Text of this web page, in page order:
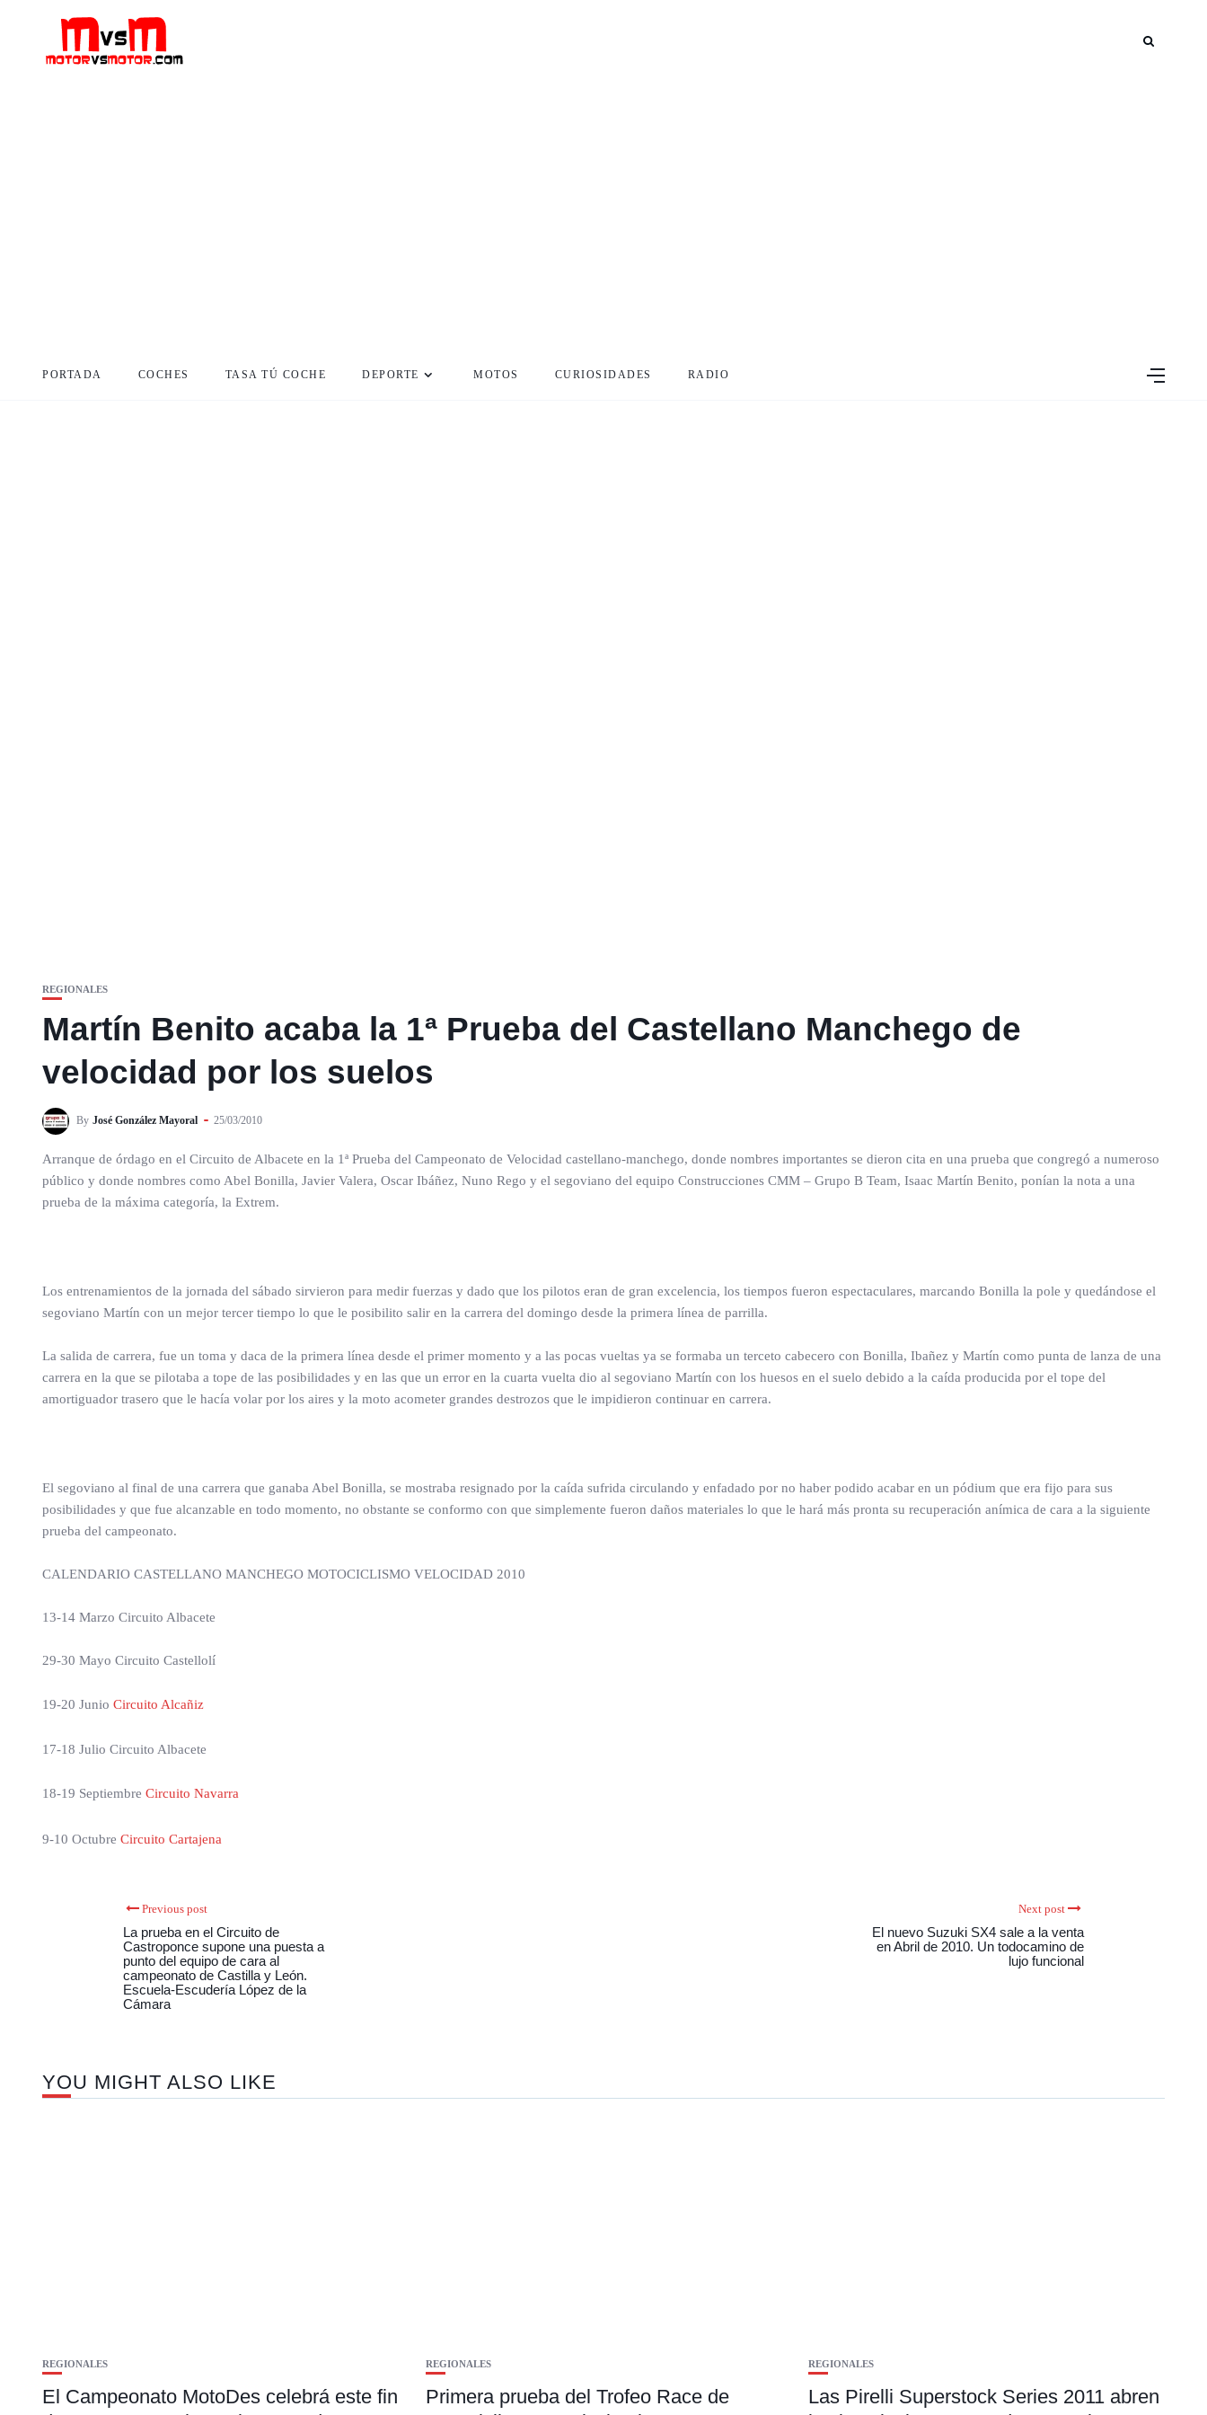
PORTADA COCHES TASA TÚ COCHE DEPORTE MOTOS CURIOSIDADES RADIO
REGIONALES
Martín Benito acaba la 1ª Prueba del Castellano Manchego de
velocidad por los suelos
By José González Mayoral 25/03/2010
Arranque de órdago en el Circuito de Albacete en la 1ª Prueba del Campeonato de Velocidad castellano-manchego, donde nombres importantes se dieron cita en una prueba que congregó a numeroso
público y donde nombres como Abel Bonilla, Javier Valera, Oscar Ibáñez, Nuno Rego y el segoviano del equipo Construcciones CMM – Grupo B Team, Isaac Martín Benito, ponían la nota a una
prueba de la máxima categoría, la Extrem.
Los entrenamientos de la jornada del sábado sirvieron para medir fuerzas y dado que los pilotos eran de gran excelencia, los tiempos fueron espectaculares, marcando Bonilla la pole y quedándose el
segoviano Martín con un mejor tercer tiempo lo que le posibilito salir en la carrera del domingo desde la primera línea de parrilla.
La salida de carrera, fue un toma y daca de la primera línea desde el primer momento y a las pocas vueltas ya se formaba un terceto cabecero con Bonilla, Ibañez y Martín como punta de lanza de una
carrera en la que se pilotaba a tope de las posibilidades y en las que un error en la cuarta vuelta dio al segoviano Martín con los huesos en el suelo debido a la caída producida por el tope del
amortiguador trasero que le hacía volar por los aires y la moto acometer grandes destrozos que le impidieron continuar en carrera.
El segoviano al final de una carrera que ganaba Abel Bonilla, se mostraba resignado por la caída sufrida circulando y enfadado por no haber podido acabar en un pódium que era fijo para sus
posibilidades y que fue alcanzable en todo momento, no obstante se conformo con que simplemente fueron daños materiales lo que le hará más pronta su recuperación anímica de cara a la siguiente
prueba del campeonato.
CALENDARIO CASTELLANO MANCHEGO MOTOCICLISMO VELOCIDAD 2010
13-14 Marzo Circuito Albacete
29-30 Mayo Circuito Castellolí
19-20 Junio Circuito Alcañiz
17-18 Julio Circuito Albacete
18-19 Septiembre Circuito Navarra
9-10 Octubre Circuito Cartajena
Previous post
La prueba en el Circuito de
Castroponce supone una puesta a
punto del equipo de cara al
campeonato de Castilla y León.
Escuela-Escudería López de la
Cámara
Next post
El nuevo Suzuki SX4 sale a la venta
en Abril de 2010. Un todocamino de
lujo funcional
YOU MIGHT ALSO LIKE
REGIONALES
El Campeonato MotoDes celebrá este fin
REGIONALES
Primera prueba del Trofeo Race de
REGIONALES
Las Pirelli Superstock Series 2011 abren